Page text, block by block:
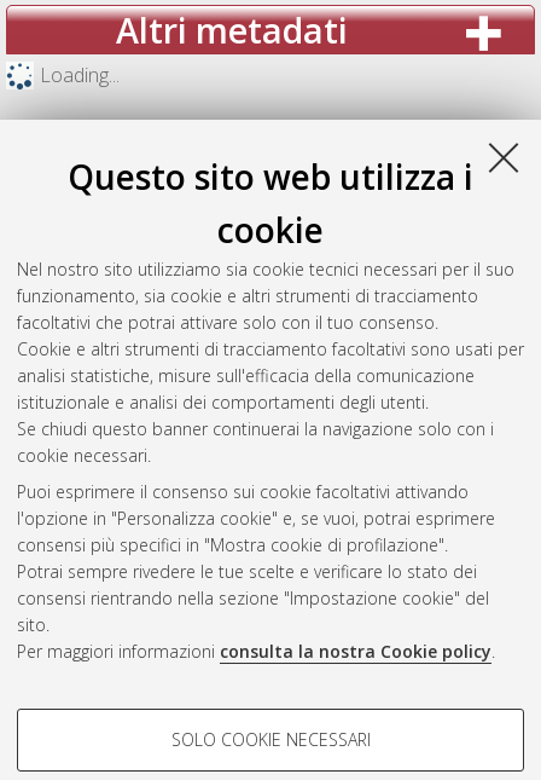
Questo sito web utilizza i
cookie
Nel nostro sito utilizziamo sia cookie tecnici necessari per il suo
funzionamento, sia cookie e altri strumenti di tracciamento
facoltativi che potrai attivare solo con il tuo consenso.
Cookie e altri strumenti di tracciamento facoltativi sono usati per
analisi statistiche, misure sull'efficacia della comunicazione
istituzionale e analisi dei comportamenti degli utenti.
Se chiudi questo banner continuerai la navigazione solo con i
cookie necessari.
Puoi esprimere il consenso sui cookie facoltativi attivando
l'opzione in "Personalizza cookie" e, se vuoi, potrai esprimere
consensi più specifici in "Mostra cookie di profilazione".
Potrai sempre rivedere le tue scelte e verificare lo stato dei
consensi rientrando nella sezione "Impostazione cookie" del
sito.
Per maggiori informazioni consulta la nostra Cookie policy.
COOKIE DI PROFILAZIONE -
SOLO COOKIE NECESSARI
Altri metadati
Loading...
Gestione del documento:
Atom
Rss 1.0
Rss 2.0
AMS Laurea
Impostazioni Cookie
Informativa sulla privacy
Condizioni d’uso del sito